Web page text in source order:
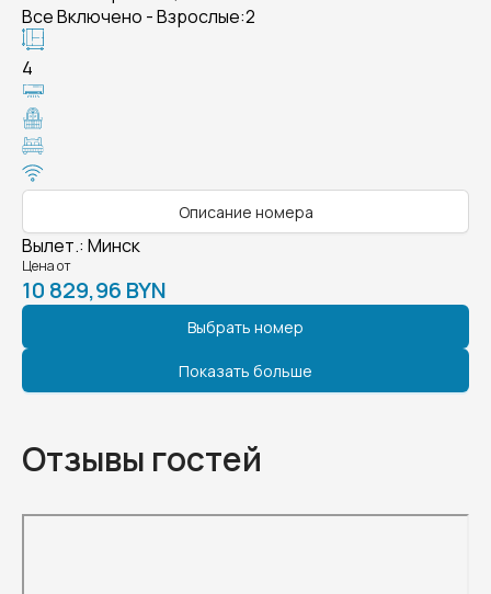
Все Включено - Взрослые:2
4
Описание номера
Вылет.: Минск
Цена от
10 829,96 BYN
Выбрать номер
Показать больше
Отзывы гостей